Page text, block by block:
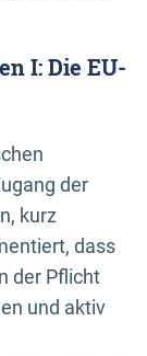
I: Die EU-
der
kurz
dass
der Pflicht
und aktiv